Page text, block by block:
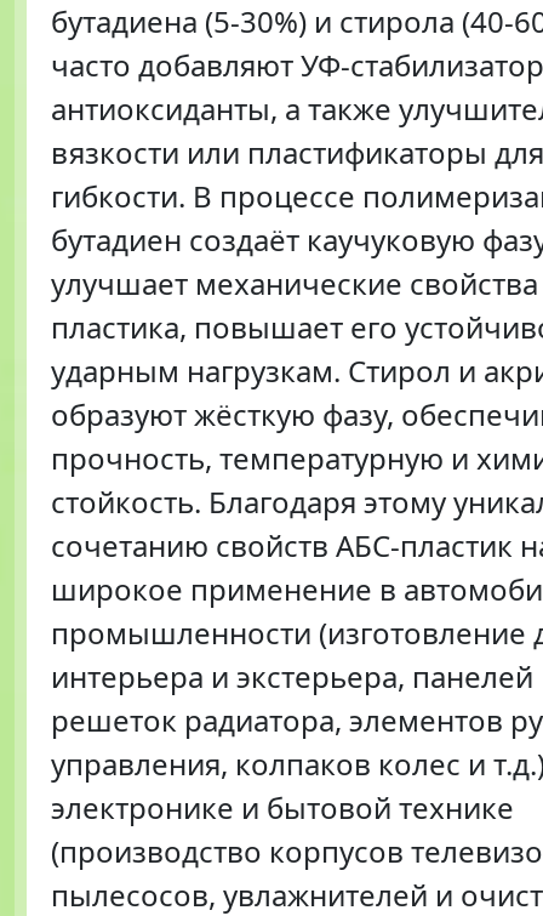
бутадиена (5-30%) и стирола (40-
часто добавляют УФ-
антиоксиданты, а также
вязкости или пластификаторы
гибкости. В процессе
бутадиен создаёт каучуковую
улучшает механические
пластика, повышает его
ударным нагрузкам. Стирол и
образуют жёсткую фазу,
прочность, температурную и
стойкость. Благодаря этому
сочетанию свойств АБС-пластик
широкое применение в
промышленности (изготовление
интерьера и экстерьера,
решеток радиатора, элементов
управления, колпаков колес и
электронике и бытовой технике
(производство корпусов
пылесосов, увлажнителей и